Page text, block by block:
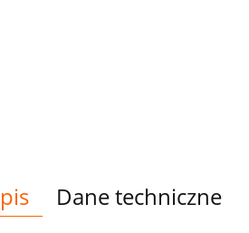
Dane techniczne